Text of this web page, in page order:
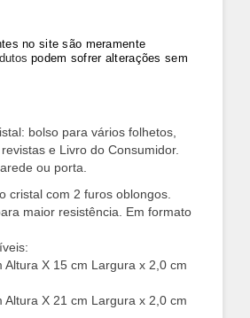
no site são meramente
podem sofrer alterações sem
bolso para vários folhetos,
e Livro do Consumidor.
ou porta.
cristal com 2 furos oblongos.
maior resistência. Em formato
Altura X 15 cm Largura x 2,0 cm
Altura X 21 cm Largura x 2,0 cm